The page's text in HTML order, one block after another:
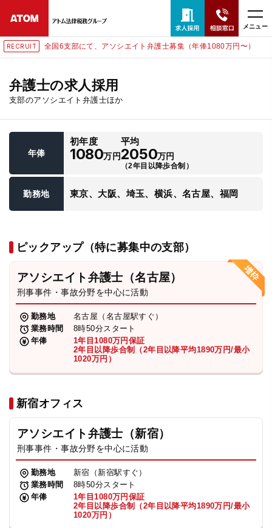
メニュー
RECRUIT 全国6支部にて、アソシエイト弁護士募集（年俸1080万円〜）
弁護士の求人採用
支部のアソシエイト弁護士ほか
年俸
初年度
1080万円
平均
2050万円
（2年目以降歩合制）
勤務地 東京、大阪、埼玉、横浜、名古屋、福岡
ピックアップ（特に募集中の支部）
アソシエイト弁護士（名古屋）
刑事事件・事故分野を中心に活動
勤務地
名古屋（名古屋駅すぐ）
業務時間
8時50分スタート
年俸
1年目1080万円保証
2年目以降歩合制（2年目以降平均1890万円/最小
1020万円）
新宿オフィス
アソシエイト弁護士（新宿）
刑事事件・事故分野を中心に活動
勤務地
新宿（新宿駅すぐ）
業務時間
8時50分スタート
年俸
1年目1080万円保証
2年目以降歩合制（2年目以降平均1890万円/最小
1020万円）
24時間365日全国対応
無料相談窓口はこちら
弁護士・税理士
費用
求人採用
お知らせ
特設サイト
相談先情報サイト